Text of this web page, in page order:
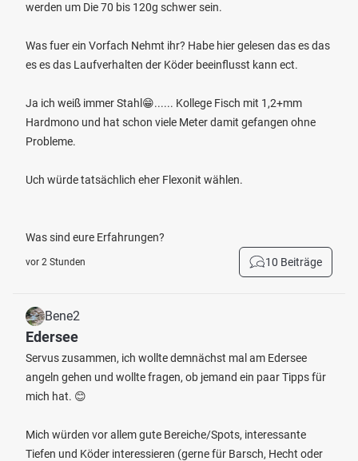
werden um Die 70 bis 120g schwer sein.
Was fuer ein Vorfach Nehmt ihr? Habe hier gelesen das es das
es es das Laufverhalten der Köder beeinflusst kann ect.
Ja ich weiß immer Stahl😁...... Kollege Fisch mit 1,2+mm
Hardmono und hat schon viele Meter damit gefangen ohne
Probleme.
Uch würde tatsächlich eher Flexonit wählen.
Was sind eure Erfahrungen?
vor 2 Stunden 10 Beiträge
Bene2
Edersee
Servus zusammen, ich wollte demnächst mal am Edersee
angeln gehen und wollte fragen, ob jemand ein paar Tipps für
mich hat. 😊
Mich würden vor allem gute Bereiche/Spots, interessante
Tiefen und Köder interessieren (gerne für Barsch, Hecht oder